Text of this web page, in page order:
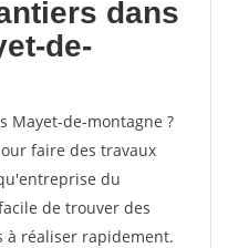
dans
de-
Mayet-de-montagne ?
faire des travaux
du
de trouver des
à réaliser rapidement.